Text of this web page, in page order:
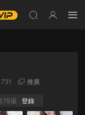
731 推廣
75張 登錄